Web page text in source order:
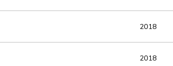
2018
2018